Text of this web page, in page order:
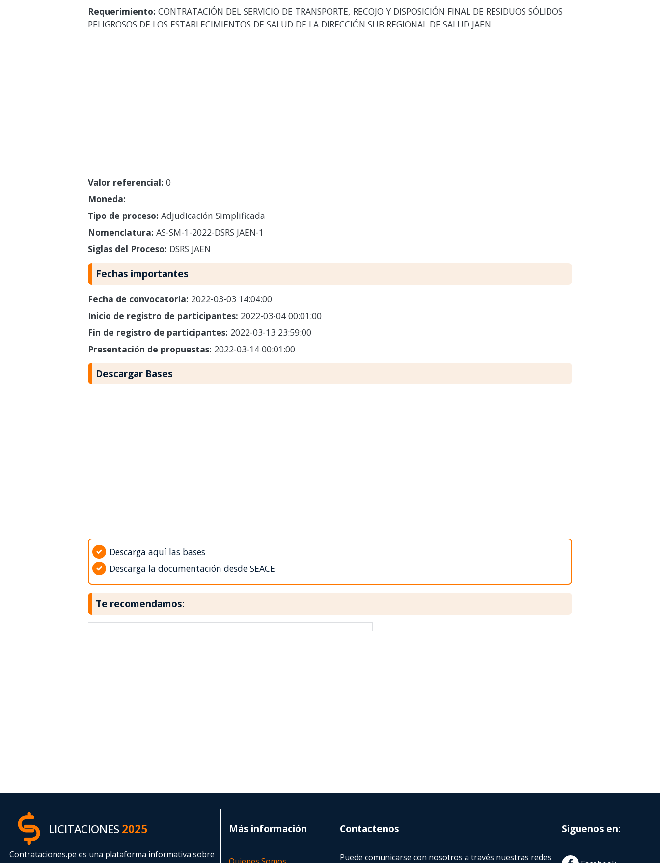
Requerimiento: CONTRATACIÓN DEL SERVICIO DE TRANSPORTE, RECOJO Y DISPOSICIÓN FINAL DE RESIDUOS SÓLIDOS
PELIGROSOS DE LOS ESTABLECIMIENTOS DE SALUD DE LA DIRECCIÓN SUB REGIONAL DE SALUD JAEN
Valor referencial: 0
Moneda:
Tipo de proceso: Adjudicación Simplificada
Nomenclatura: AS-SM-1-2022-DSRS JAEN-1
Siglas del Proceso: DSRS JAEN
Fechas importantes
Fecha de convocatoria: 2022-03-03 14:04:00
Inicio de registro de participantes: 2022-03-04 00:01:00
Fin de registro de participantes: 2022-03-13 23:59:00
Presentación de propuestas: 2022-03-14 00:01:00
Descargar Bases
Descarga aquí las bases
Descarga la documentación desde SEACE
Te recomendamos:
LICITACIONES2025
Contrataciones.pe es una plataforma informativa sobre
Más información
Quienes Somos
Contactenos
Puede comunicarse con nosotros a través nuestras redes
Siguenos en: